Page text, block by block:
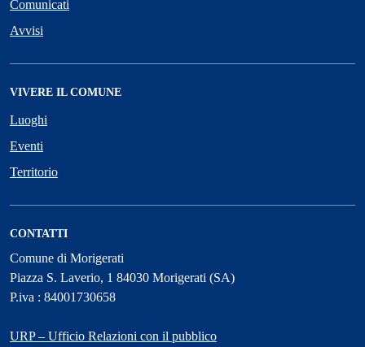
Comunicati
Avvisi
VIVERE IL COMUNE
Luoghi
Eventi
Territorio
CONTATTI
Comune di Morigerati
Piazza S. Laverio, 1 84030 Morigerati (SA)
P.iva : 84001730658
URP – Ufficio Relazioni con il pubblico